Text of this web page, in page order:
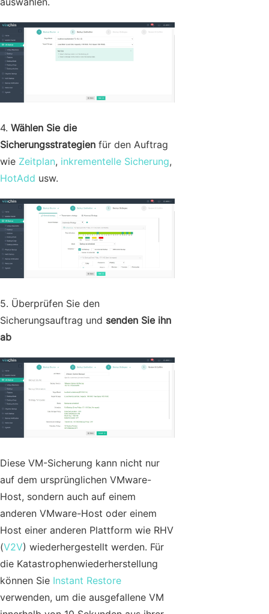
4. Wählen Sie die
Sicherungsstrategien für den Auftrag
wie Zeitplan, inkrementelle Sicherung,
HotAdd usw.
5. Überprüfen Sie den
Sicherungsauftrag und senden Sie ihn
ab
Diese VM-Sicherung kann nicht nur
auf dem ursprünglichen VMware-
Host, sondern auch auf einem
anderen VMware-Host oder einem
Host einer anderen Plattform wie RHV
(V2V) wiederhergestellt werden. Für
die Katastrophenwiederherstellung
können Sie Instant Restore
verwenden, um die ausgefallene VM